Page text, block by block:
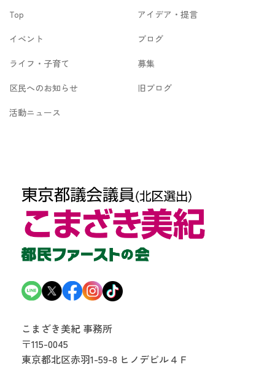
ブ
Top
アイデア・提言
イベント
ブログ
ライフ・子育て
募集
区民へのお知らせ
旧ブログ
活動ニュース
こまざき美紀 事務所
〒115-0045
東京都北区赤羽1-59-8 ヒノデビル４Ｆ